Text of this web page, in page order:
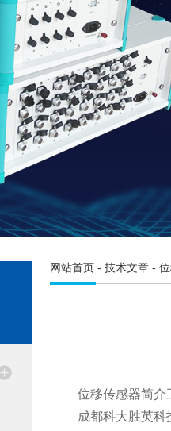
网站首页 - 技术文章 -
位移传感器简介
成都科大胜英